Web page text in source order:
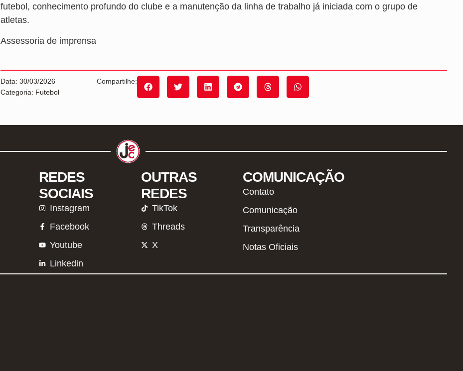
futebol, conhecimento profundo do clube e a manutenção da linha de trabalho já iniciada com o grupo de
atletas.
Assessoria de imprensa
Data: 30/03/2026
Categoria: Futebol
Compartilhe:
REDES
SOCIAIS
Instagram
Facebook
Youtube
Linkedin
OUTRAS
REDES
TikTok
Threads
X
COMUNICAÇÃO
Contato
Comunicação
Transparência
Notas Oficiais